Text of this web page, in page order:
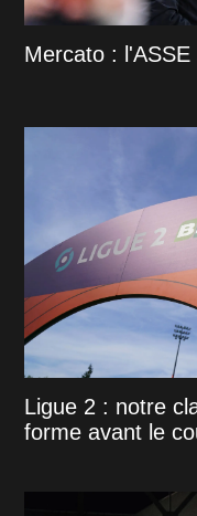
Mercato :
Ligue 2 : notre
forme avant le